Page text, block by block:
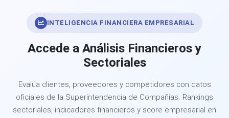
INTELIGENCIA FINANCIERA EMPRESARIAL
Accede a Análisis Financieros y
Sectoriales
Evalúa clientes, proveedores y competidores con datos
oficiales de la Superintendencia de Compañías. Rankings
sectoriales, indicadores financieros y score empresarial en